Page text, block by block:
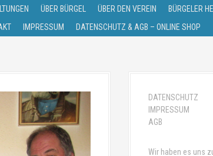
ÜBER BÜRGEL ÜBER DEN VEREIN
BÜRGELER
IMPRESSUM DATENSCHUTZ & AGB – ONLINE SHOP
DATENSCHUTZ
IMPRESSUM
AGB
Wir haben es uns